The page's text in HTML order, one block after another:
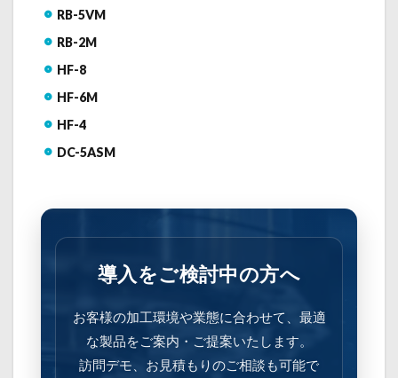
RB-5VM
RB-2M
HF-8
HF-6M
HF-4
DC-5ASM
導入をご検討中の方へ
お客様の加工環境や業態に合わせて、最適
な製品をご案内・ご提案いたします。
訪問デモ、お見積もりのご相談も可能で